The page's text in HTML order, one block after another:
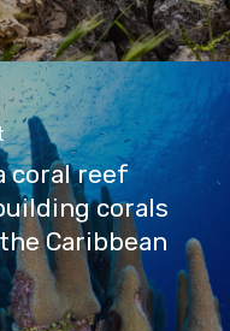
coral reef
corals
Caribbean